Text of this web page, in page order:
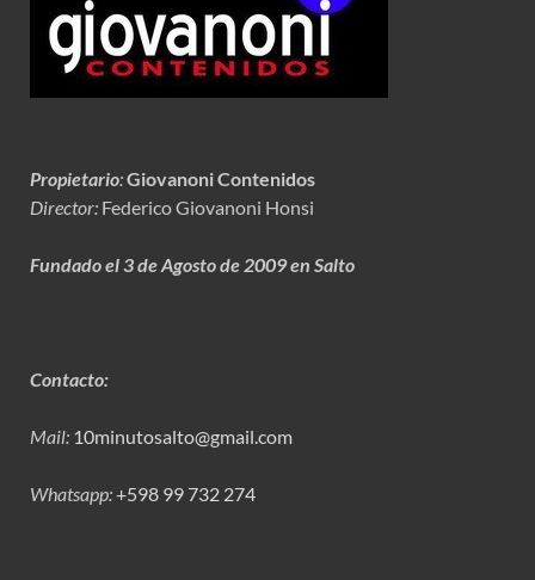
Propietario:Giovanoni Contenidos
Director: Federico Giovanoni Honsi
Fundado el 3 de Agosto de 2009 en Salto
Contacto:
Mail: 10minutosalto@gmail.com
Whatsapp:+598 99 732 274